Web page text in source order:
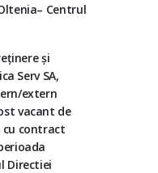
Centrul
şi
Serv SA,
extern
vacant de
contract
Directiei